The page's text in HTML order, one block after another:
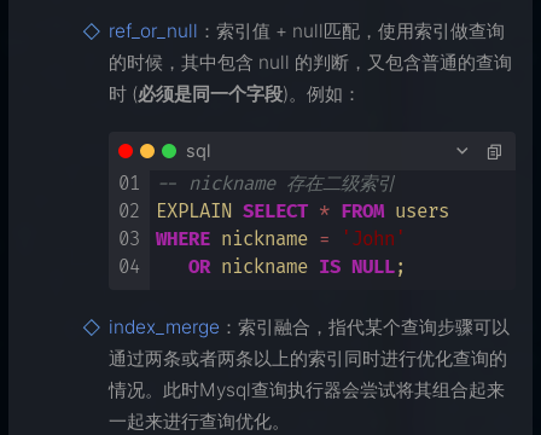
ref_or_null ：索引值 + null匹配，使用索引做查询
的时候，其中包含 null 的判断，又包含普通的查询
时 (必须是同一个字段)。例如：
sql
01
02
03
04
-- nickname 存在二级索引
EXPLAIN SELECT * FROM
WHERE nickname =
'John'
OR nickname IS NULL
index_merge ：索引融合，指代某个查询步骤可以
通过两条或者两条以上的索引同时进行优化查询的
情况。此时Mysql查询执行器会尝试将其组合起来
一起来进行查询优化。